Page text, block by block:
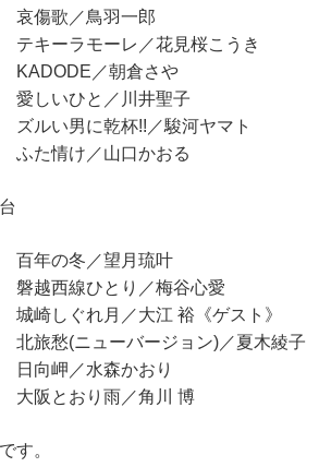
傷歌／鳥羽一郎
キーラモーレ／花見桜こうき
／朝倉さや
しいひと／川井聖子
ルい男に乾杯!!／駿河ヤマト
た情け／山口かおる
年の冬／望月琉叶
磐越西線ひとり／梅谷心愛
城崎しぐれ月／大江 裕《ゲスト》
北旅愁(ニューバージョン)／夏木綾子
日向岬／水森かおり
大阪とおり雨／角川 博
す。